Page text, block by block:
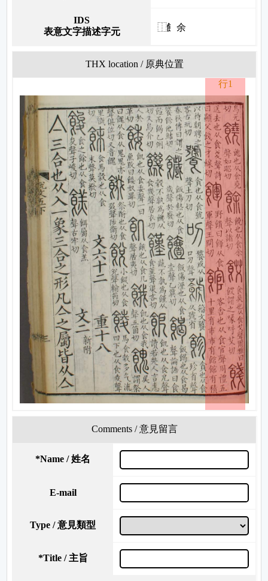
IDS
表意文字描述字元
⿰飠余
THX location / 原典位置
行1
Comments / 意見留言
*Name / 姓名
E-mail
Type / 意見類型
*Title / 主旨